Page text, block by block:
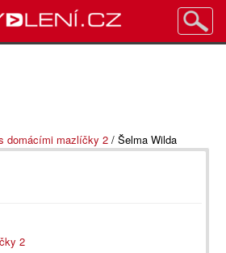
domácími mazlíčky 2 / Šelma Wilda
2